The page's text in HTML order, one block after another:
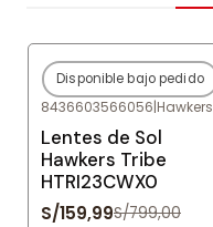
-80%OFF
Agotado
Disponible bajo pedido
8436603566056|Hawkers
Lentes de Sol
Hawkers Tribe
HTRI23CWX0
S/159,99S/799,00